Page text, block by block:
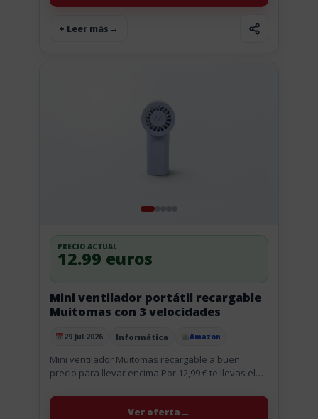
+ Leer más
Publicado el
29 Jul 2026 Informática Amazon
Mini ventilador portátil recargable
Muitomas con 3 velocidades
PRECIO ACTUAL
12.99 euros
Mini ventilador Muitomas recargable a buen
precio para llevar encima Por 12,99 € te llevas el
con batería recargable...
Ver oferta